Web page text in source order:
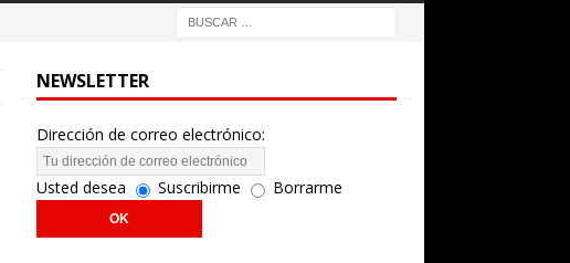
NEWSLETTER
Dirección de correo electrónico:
Usted desea Suscribirme Borrarme